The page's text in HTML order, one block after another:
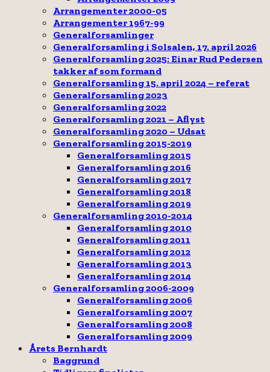
Arrangementer 2000-05
Arrangementer 1967-99
Generalforsamlinger
Generalforsamling i Solsalen, 17. april 2026
Generalforsamling 2025: Einar Rud Pedersen
takker af som formand
Generalforsamling 15. april 2024 – referat
Generalforsamling 2023
Generalforsamling 2022
Generalforsamling 2021 – Aflyst
Generalforsamling 2020 – Udsat
Generalforsamling 2015-2019
Generalforsamling 2015
Generalforsamling 2016
Generalforsamling 2017
Generalforsamling 2018
Generalforsamling 2019
Generalforsamling 2010-2014
Generalforsamling 2010
Generalforsamling 2011
Generalforsamling 2012
Generalforsamling 2013
Generalforsamling 2014
Generalforsamling 2006-2009
Generalforsamling 2006
Generalforsamling 2007
Generalforsamling 2008
Generalforsamling 2009
Årets Bernhardt
Baggrund